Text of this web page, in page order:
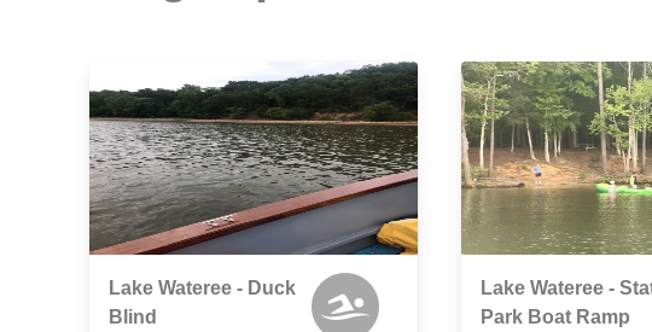
Lake Wateree - Duck
Blind
Lake Wateree -
Park Boat Ramp